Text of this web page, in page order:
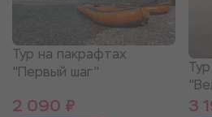
Тур на пакрафтах
"Первый шаг"
2 090 ₽ 3